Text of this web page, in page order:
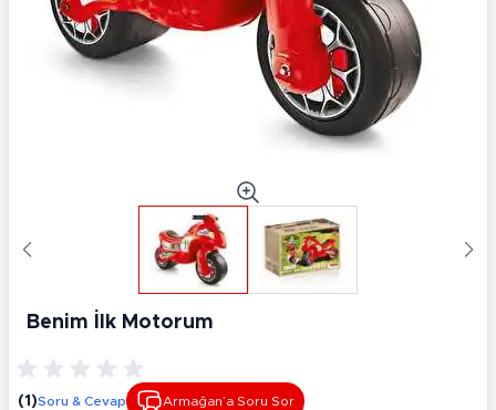
Benim İlk Motorum
(1)Soru & Cevap Armağan’a Soru Sor